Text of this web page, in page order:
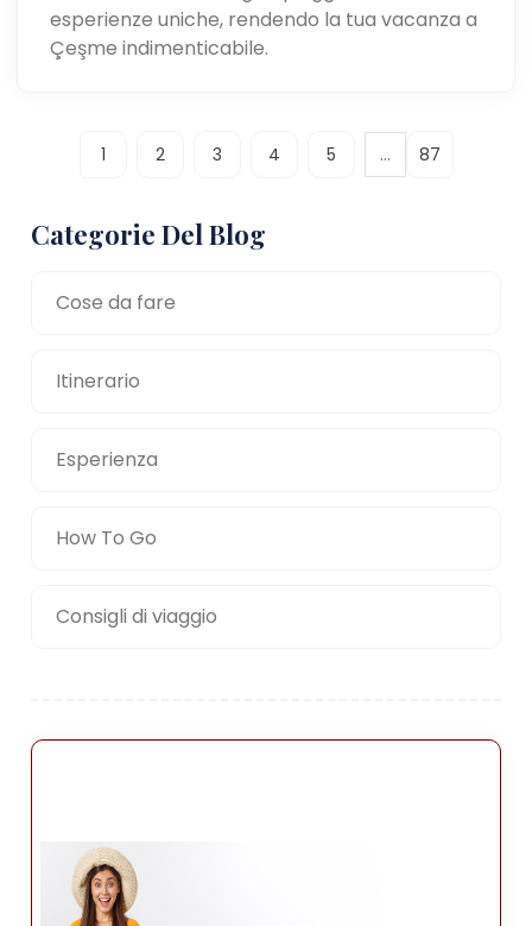
esperienze uniche, rendendo la tua vacanza a
Çeşme indimenticabile.
1 2 3 4 5 ... 87
Categorie Del Blog
Cose da fare
Itinerario
Esperienza
How To Go
Consigli di viaggio